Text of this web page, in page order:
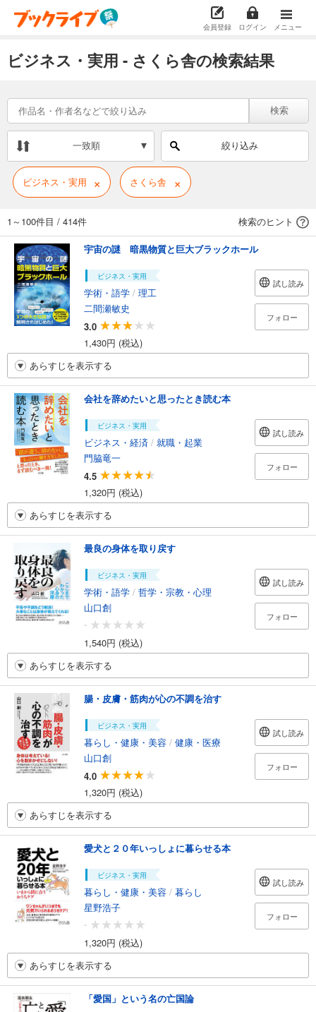
会員登録 ログイン メニュー
ビジネス・実用 - さくら舎の検索結果
検索
一致順 絞り込み
ビジネス・実用 × さくら舎 ×
1～100件目 / 414件 検索のヒント
宇宙の謎 暗黒物質と巨大ブラックホール
ビジネス・実用
学術・語学 / 理工
二間瀬敏史
3.0
1,430円 (税込)
試し読み
フォロー
あらすじを表示する
会社を辞めたいと思ったとき読む本
ビジネス・実用
ビジネス・経済 / 就職・起業
門脇竜一
4.5
1,320円 (税込)
試し読み
フォロー
あらすじを表示する
最良の身体を取り戻す
ビジネス・実用
学術・語学 / 哲学・宗教・心理
山口創
-
1,540円 (税込)
試し読み
フォロー
あらすじを表示する
腸・皮膚・筋肉が心の不調を治す
ビジネス・実用
暮らし・健康・美容 / 健康・医療
山口創
4.0
1,320円 (税込)
試し読み
フォロー
あらすじを表示する
愛犬と２０年いっしょに暮らせる本
ビジネス・実用
暮らし・健康・美容 / 暮らし
星野浩子
-
1,320円 (税込)
試し読み
フォロー
あらすじを表示する
「愛国」という名の亡国論